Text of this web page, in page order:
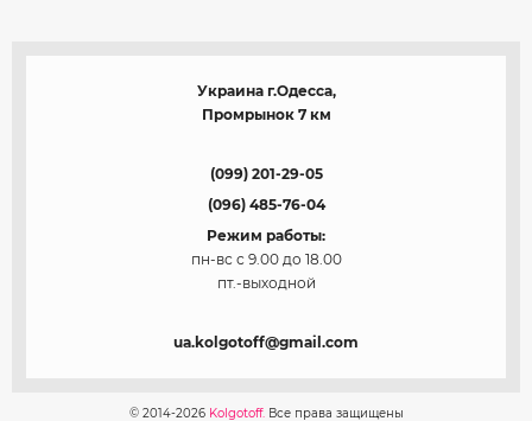
Украина г.Одесса,
Промрынок 7 км
(099) 201-29-05
(096) 485-76-04
Режим работы:
пн-вс с 9.00 до 18.00
пт.-выходной
ua.kolgotoff@gmail.com
© 2014-2026 Kolgotoff.Все права защищены